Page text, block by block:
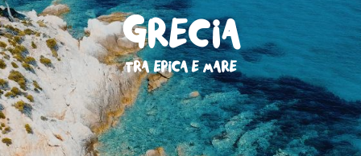
Grecia
Tra epica e mare